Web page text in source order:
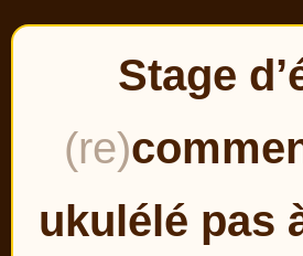
Stage
(re)
ukulélé pas